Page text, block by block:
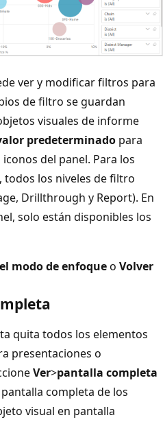
ver y modificar filtros para
de filtro se guardan
visuales de informe
predeterminado para
del panel. Para los
los niveles de filtro
Drillthrough y Report). En
solo están disponibles los
modo de enfoqueo Volver
quita todos los elementos
presentaciones o
Ver>pantalla completa
completa de los
visual en pantalla